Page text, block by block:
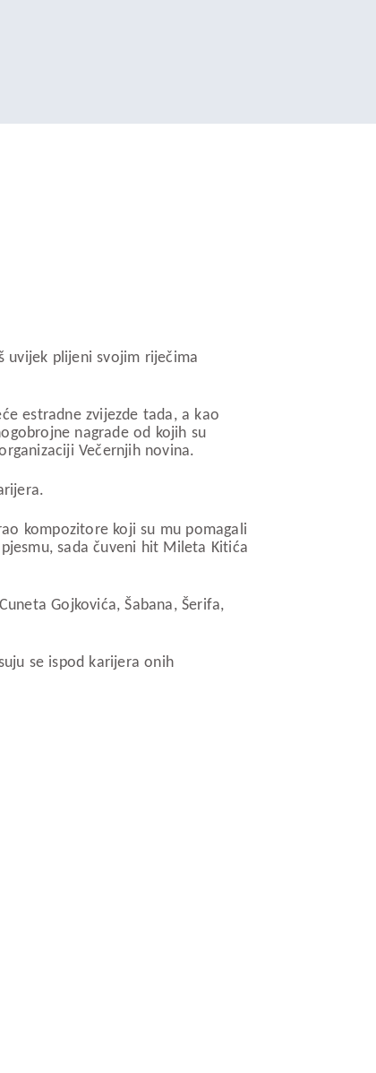
uvijek plijeni svojim riječima
estradne zvijezde tada, a kao
nagrade od kojih su
Večernjih novina.
kompozitore koji su mu pomagali
sada čuveni hit Mileta Kitića
Gojkovića, Šabana, Šerifa,
se ispod karijera onih